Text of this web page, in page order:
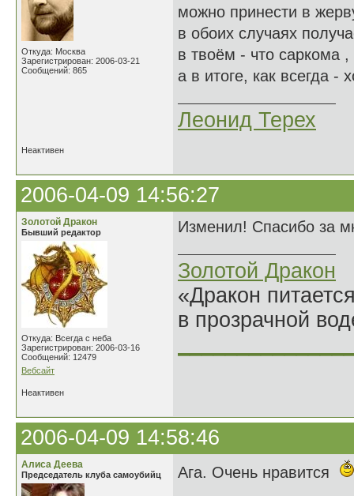
Откуда: Москва
Зарегистрирован: 2006-03-21
Сообщений: 865
можно принести в
в обоих случаях
в твоём - что саркома
а в итоге, как всегда -
Леонид Терех
Неактивен
2006-04-09 14:56:27
Золотой Дракон
Бывший редактор
Откуда: Всегда с неба
Зарегистрирован: 2006-03-16
Сообщений: 12479
Вебсайт
Изменил! Спасибо за
Золотой Дракон
«Дракон
в прозрачной
Неактивен
2006-04-09 14:58:46
Алиса Деева
Председатель клуба самоубийц Ага. Очень нравится